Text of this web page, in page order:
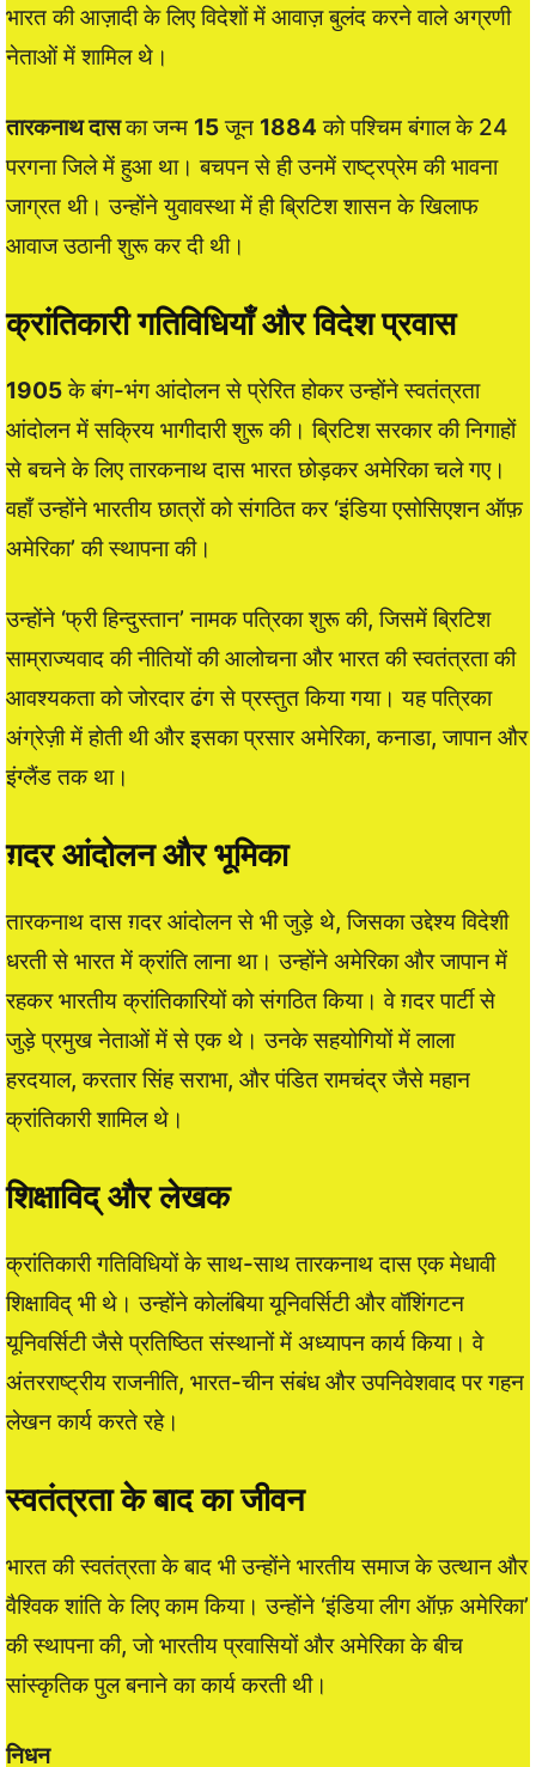
भारत की आज़ादी के लिए विदेशों में आवाज़ बुलंद करने वाले अग्रणी
नेताओं में शामिल थे।
तारकनाथ दासका जन्म 15जून 1884 को पश्चिम बंगाल के 24
परगना जिले में हुआ था। बचपन से ही उनमें राष्ट्रप्रेम की भावना
जाग्रत थी। उन्होंने युवावस्था में ही ब्रिटिश शासन के खिलाफ
आवाज उठानी शुरू कर दी थी।
क्रांतिकारी गतिविधियाँ और विदेश प्रवास
1905के बंग-भंग आंदोलन से प्रेरित होकर उन्होंने स्वतंत्रता
आंदोलन में सक्रिय भागीदारी शुरू की। ब्रिटिश सरकार की निगाहों
से बचने के लिए तारकनाथ दास भारत छोड़कर अमेरिका चले गए।
वहाँ उन्होंने भारतीय छात्रों को संगठित कर ‘इंडिया एसोसिएशन ऑफ़
अमेरिका’ की स्थापना की।
उन्होंने ‘फ्री हिन्दुस्तान’ नामक पत्रिका शुरू की, जिसमें ब्रिटिश
साम्राज्यवाद की नीतियों की आलोचना और भारत की स्वतंत्रता की
आवश्यकता को जोरदार ढंग से प्रस्तुत किया गया। यह पत्रिका
अंग्रेज़ी में होती थी और इसका प्रसार अमेरिका, कनाडा, जापान और
इंग्लैंड तक था।
ग़दर आंदोलन और भूमिका
तारकनाथ दास ग़दर आंदोलन से भी जुड़े थे, जिसका उद्देश्य विदेशी
धरती से भारत में क्रांति लाना था। उन्होंने अमेरिका और जापान में
रहकर भारतीय क्रांतिकारियों को संगठित किया। वे ग़दर पार्टी से
जुड़े प्रमुख नेताओं में से एक थे। उनके सहयोगियों में लाला
हरदयाल, करतार सिंह सराभा, और पंडित रामचंद्र जैसे महान
क्रांतिकारी शामिल थे।
शिक्षाविद् और लेखक
क्रांतिकारी गतिविधियों के साथ-साथ तारकनाथ दास एक मेधावी
शिक्षाविद् भी थे। उन्होंने कोलंबिया यूनिवर्सिटी और वॉशिंगटन
यूनिवर्सिटी जैसे प्रतिष्ठित संस्थानों में अध्यापन कार्य किया। वे
अंतरराष्ट्रीय राजनीति, भारत-चीन संबंध और उपनिवेशवाद पर गहन
लेखन कार्य करते रहे।
स्वतंत्रता के बाद का जीवन
भारत की स्वतंत्रता के बाद भी उन्होंने भारतीय समाज के उत्थान और
वैश्विक शांति के लिए काम किया। उन्होंने ‘इंडिया लीग ऑफ़ अमेरिका’
की स्थापना की, जो भारतीय प्रवासियों और अमेरिका के बीच
सांस्कृतिक पुल बनाने का कार्य करती थी।
निधन